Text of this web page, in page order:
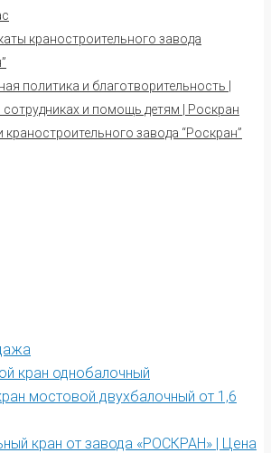
краностроительного завода
политика и благотворительность |
сотрудниках и помощь детям | Роскран
краностроительного завода “Роскран”
кран однобалочный
мостовой двухбалочный от 1,6
кран от завода «РОСКРАН» | Цена